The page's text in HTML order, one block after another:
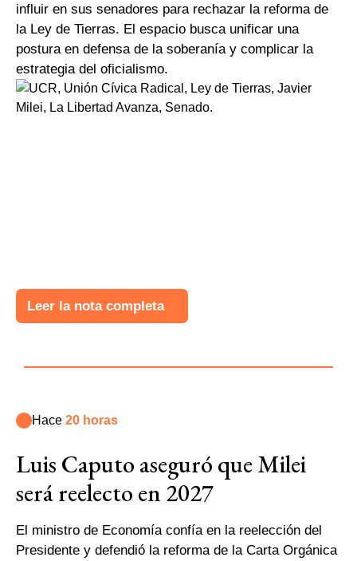
influir en sus senadores para rechazar la reforma de
la Ley de Tierras. El espacio busca unificar una
postura en defensa de la soberanía y complicar la
estrategia del oficialismo.
Leer la nota completa
Hace 20 horas
Luis Caputo aseguró que Milei
será reelecto en 2027
El ministro de Economía confía en la reelección del
Presidente y defendió la reforma de la Carta Orgánica